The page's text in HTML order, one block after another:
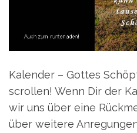
Kalender – Gottes
scrollen! Wenn Dir der
wir uns über eine
über weitere